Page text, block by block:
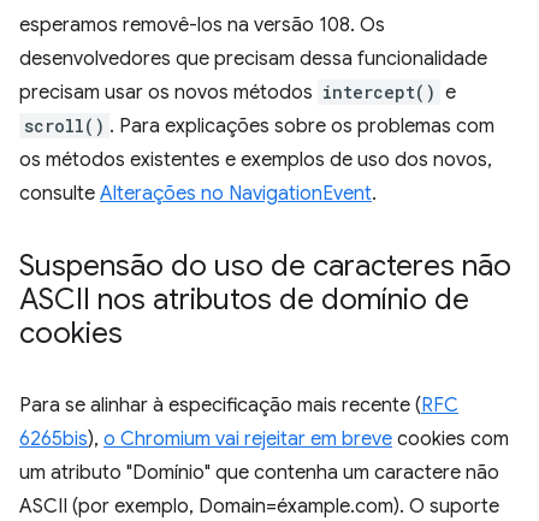
esperamos removê-los na versão 108. Os
desenvolvedores que precisam dessa funcionalidade
precisam usar os novos métodos intercept() e
scroll() . Para explicações sobre os problemas com
os métodos existentes e exemplos de uso dos novos,
consulte Alterações no NavigationEvent.
Suspensão do uso de caracteres não
ASCII nos atributos de domínio de
cookies
Para se alinhar à especificação mais recente (RFC
6265bis), o Chromium vai rejeitar em breve cookies com
um atributo "Domínio" que contenha um caractere não
ASCII (por exemplo, Domain=éxample.com). O suporte